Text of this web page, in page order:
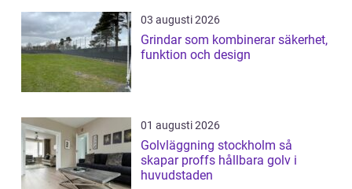
03 augusti 2026
Grindar som kombinerar säkerhet,
funktion och design
01 augusti 2026
Golvläggning stockholm så
skapar proffs hållbara golv i
huvudstaden